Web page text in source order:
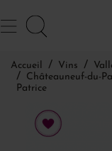
Accueil Vins
Châteauneuf-du-
Patrice